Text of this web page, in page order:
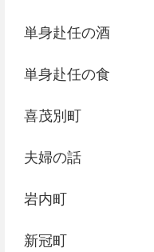
単身赴任の酒
単身赴任の食
喜茂別町
夫婦の話
岩内町
新冠町